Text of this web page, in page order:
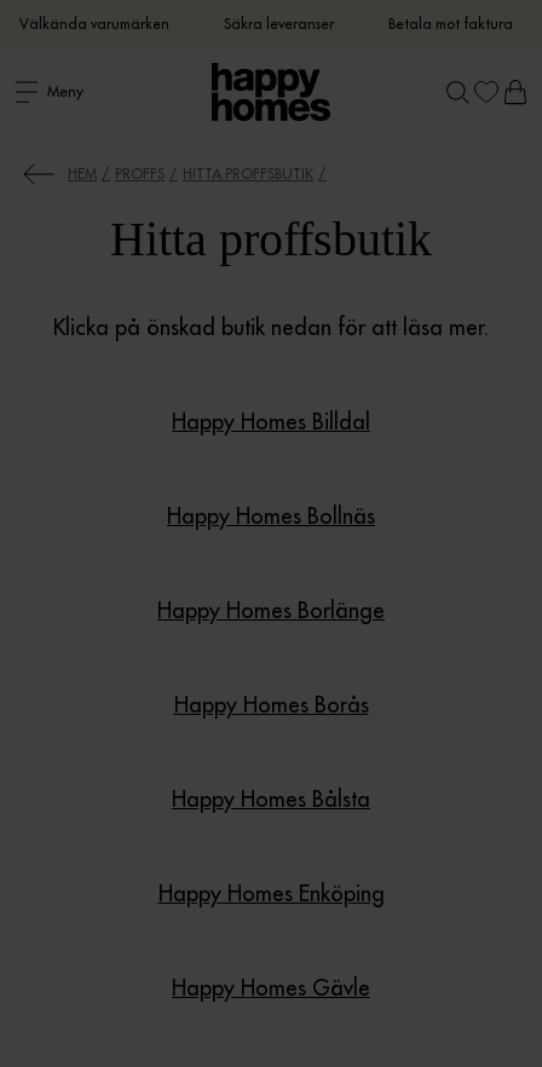
Välkända varumärken Säkra leveranser Betala mot faktura
Meny
HEM PROFFS HITTA PROFFSBUTIK
Hitta proffsbutik
Klicka på önskad butik nedan för att läsa mer.
Happy Homes Billdal
Happy Homes Bollnäs
Happy Homes Borlänge
Happy Homes Borås
Happy Homes Bålsta
Happy Homes Enköping
Happy Homes Gävle